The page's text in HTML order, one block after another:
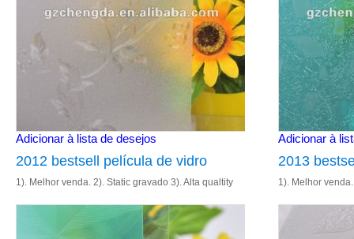
Adicionar à lista de desejos
2012 bestsell película de vidro
1). Melhor venda. 2). Static gravado 3). Alta qualtity
4). Tamanho: 1.22m& 90cm 5). Entrega rápida
Adicionar à
2013
1). Melhor
4). Tamanho: